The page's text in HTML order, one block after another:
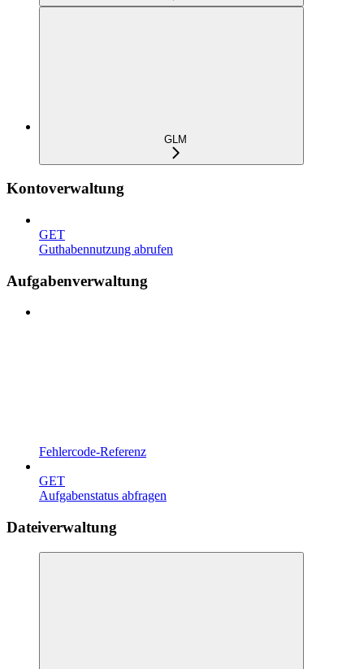
GLM
Kontoverwaltung
GET
Guthabennutzung abrufen
Aufgabenverwaltung
Fehlercode-Referenz
GET
Aufgabenstatus abfragen
Dateiverwaltung